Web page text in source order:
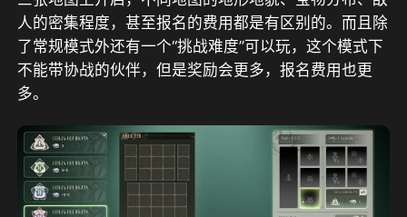
人的密集程度，甚至报名的费用都是有区别的。而且除
了常规模式外还有一个“挑战难度”可以玩，这个模式下
不能带协战的伙伴，但是奖励会更多，报名费用也更
多。